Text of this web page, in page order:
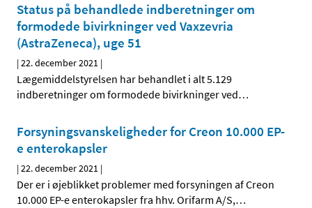
Status på behandlede indberetninger om
formodede bivirkninger ved Vaxzevria
(AstraZeneca), uge 51
|22. december 2021 |
Lægemiddelstyrelsen har behandlet i alt 5.129
indberetninger om formodede bivirkninger ved…
Forsyningsvanskeligheder for Creon 10.000 EP-
e enterokapsler
|22. december 2021 |
Der er i øjeblikket problemer med forsyningen af Creon
10.000 EP-e enterokapsler fra hhv. Orifarm A/S,…